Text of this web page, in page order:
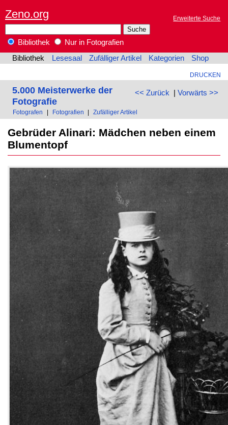
Zeno.org Erweiterte Suche
Bibliothek
Nur in Fotografien
Bibliothek
Lesesaal Zufälliger Artikel Kategorien Shop
DRUCKEN
<< Zurück | Vorwärts >>
5.000 Meisterwerke der
Fotografie
Fotografen Fotografien Zufälliger Artikel
Gebrüder Alinari: Mädchen neben einem
Blumentopf